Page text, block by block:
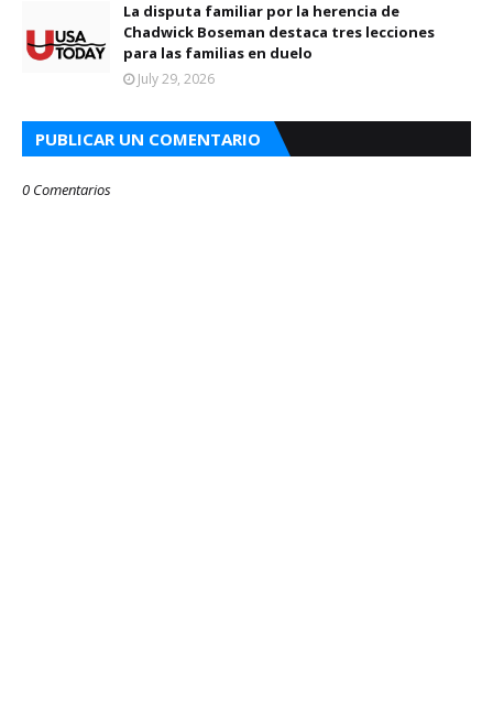
La disputa familiar por la herencia de
Chadwick Boseman destaca tres lecciones
para las familias en duelo
July 29, 2026
PUBLICAR UN COMENTARIO
0 Comentarios